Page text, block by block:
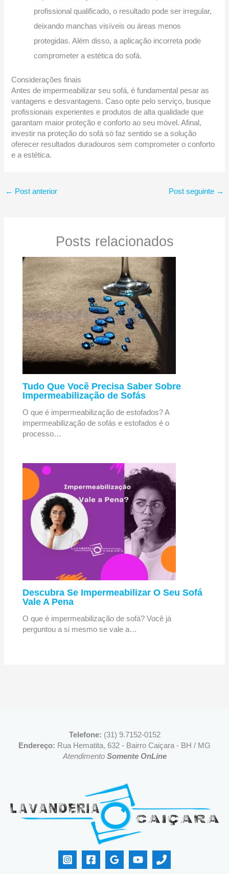
profissional qualificado, o resultado pode ser irregular,
deixando manchas visíveis ou áreas menos
protegidas. Além disso, a aplicação incorreta pode
comprometer a estética do sofá.
Considerações finais
Antes de impermeabilizar seu sofá, é fundamental pesar as
vantagens e desvantagens. Caso opte pelo serviço, busque
profissionais experientes e produtos de alta qualidade que
garantam maior proteção e conforto ao seu móvel. Afinal,
investir na proteção do sofá só faz sentido se a solução
oferecer resultados duradouros sem comprometer o conforto
e a estética.
← Post anterior Post seguinte →
Posts relacionados
Tudo Que Você Precisa Saber Sobre
Impermeabilização de Sofás
O que é impermeabilização de estofados? A
impermeabilização de sofás e estofados é o
processo…
Descubra Se Impermeabilizar O Seu Sofá
Vale A Pena
O que é impermeabilização de sofá? Você já
perguntou a si mesmo se vale a…
Telefone: (31) 9.7152-0152
Endereço: Rua Hematita, 632 - Bairro Caiçara - BH / MG
Atendimento Somente OnLine